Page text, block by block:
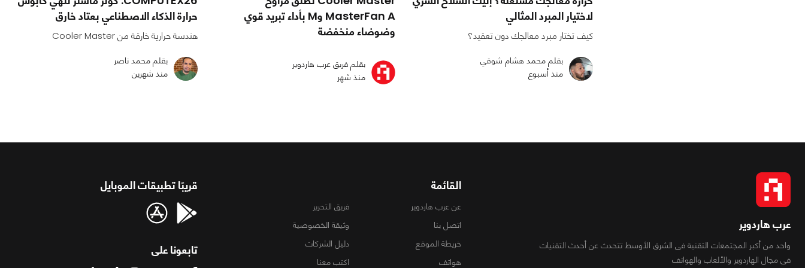
لاختيار المبرد المثالي
كيف تختار مبرد معالجك دون تعقيد؟
بقلم محمد هشام شوقي
منذ أسبوع
MasterFan A وM بأداء تبريد قوي
وضوضاء منخفضة
بقلم فريق عرب هاردوير
منذ شهر
حرارة الذكاء الاصطناعي بعتاد خارق
هندسة حرارية خارقة من Cooler Master
بقلم محمد ناصر
منذ شهرين
عرب هاردوير
واحد من أكبر المجتمعات التقنية فى الشرق الأوسط تتحدث عن أحدث التقنيات
فى مجال الهاردوير والألعاب والهواتف
القائمة
عن عرب هاردوير
فريق التحرير
اتصل بنا
وثيقة الخصوصية
خريطة الموقع
دليل الشركات
هواتف
اكتب معنا
قريبًا تطبيقات الموبايل
تابعونا على